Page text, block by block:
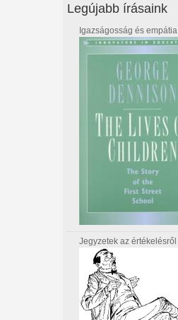
Legújabb írásaink
Igazságosság és empátia
Jegyzetek az értékelésről